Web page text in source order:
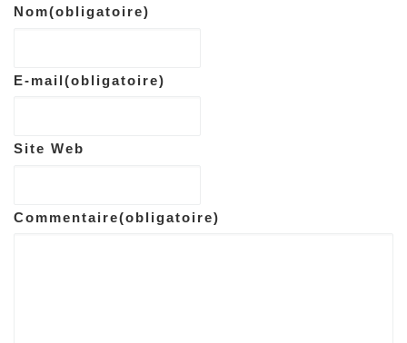
Nom(obligatoire)
E-mail(obligatoire)
Site Web
Commentaire(obligatoire)